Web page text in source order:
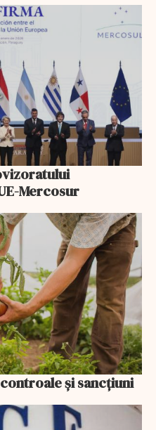
Mercosur
și sancțiuni